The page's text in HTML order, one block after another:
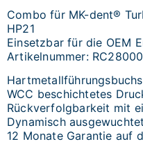
Combo für MK-dent®
HP21
Einsetzbar für die OEM
Artikelnummer:
WCC beschichtetes
Rückverfolgbarkeit mit
Dynamisch ausgewuchtet
12 Monate Garantie auf